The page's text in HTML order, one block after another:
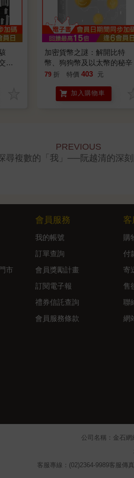
易
產
加密貨幣之謎：解開比特
幣、狗狗幣及以太幣的秘辛
79 折 特價 403 元
加入購物車
PREVIOUS
尋複數的「我」──阮越清的深
市
會員服務
我的帳號
訂單查詢
會員獎勵計畫
訂閱電子報
禮券信託查詢
會員服務條款
購
付
寄
售
聯
網
公司名稱：金石網
客服專線：(02)2364-9989客服傳